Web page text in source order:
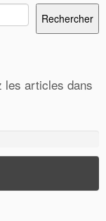
Rechercher
les articles dans